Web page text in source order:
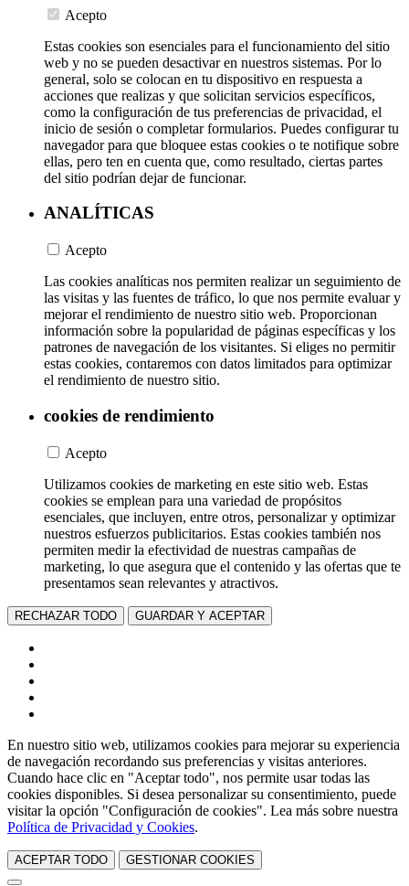
Acepto
Estas cookies son esenciales para el funcionamiento del sitio
web y no se pueden desactivar en nuestros sistemas. Por lo
general, solo se colocan en tu dispositivo en respuesta a
acciones que realizas y que solicitan servicios específicos,
como la configuración de tus preferencias de privacidad, el
inicio de sesión o completar formularios. Puedes configurar tu
navegador para que bloquee estas cookies o te notifique sobre
ellas, pero ten en cuenta que, como resultado, ciertas partes
del sitio podrían dejar de funcionar.
ANALÍTICAS
Acepto
Las cookies analíticas nos permiten realizar un seguimiento de
las visitas y las fuentes de tráfico, lo que nos permite evaluar y
mejorar el rendimiento de nuestro sitio web. Proporcionan
información sobre la popularidad de páginas específicas y los
patrones de navegación de los visitantes. Si eliges no permitir
estas cookies, contaremos con datos limitados para optimizar
el rendimiento de nuestro sitio.
cookies de rendimiento
Acepto
Utilizamos cookies de marketing en este sitio web. Estas
cookies se emplean para una variedad de propósitos
esenciales, que incluyen, entre otros, personalizar y optimizar
nuestros esfuerzos publicitarios. Estas cookies también nos
permiten medir la efectividad de nuestras campañas de
marketing, lo que asegura que el contenido y las ofertas que te
presentamos sean relevantes y atractivos.
RECHAZAR TODO GUARDAR Y ACEPTAR
En nuestro sitio web, utilizamos cookies para mejorar su experiencia
de navegación recordando sus preferencias y visitas anteriores.
Cuando hace clic en "Aceptar todo", nos permite usar todas las
cookies disponibles. Si desea personalizar su consentimiento, puede
visitar la opción "Configuración de cookies". Lea más sobre nuestra
Política de Privacidad y Cookies.
ACEPTAR TODO GESTIONAR COOKIES